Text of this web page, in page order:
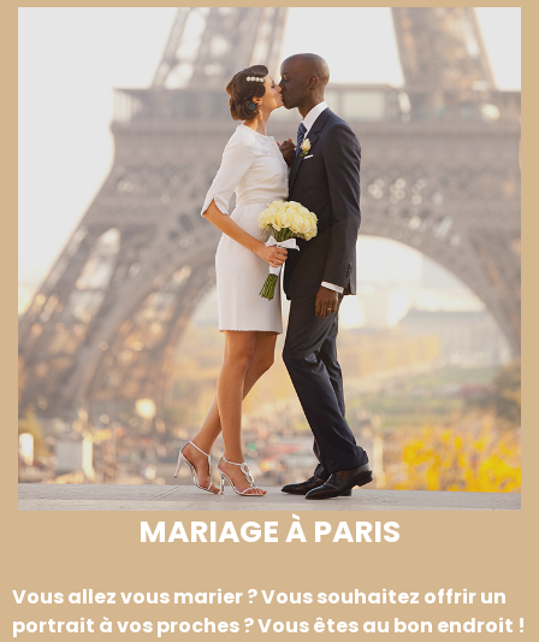
MARIAGE À PARIS
Vous allez vous marier ? Vous souhaitez offrir un
portrait à vos proches ? Vous êtes au bon endroit !